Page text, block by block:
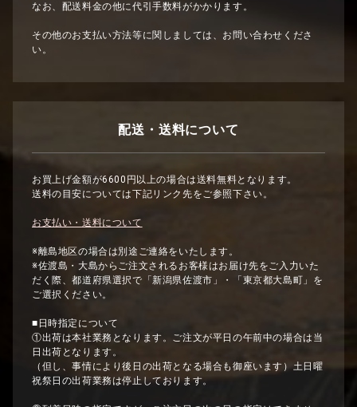
なお、配送料金の他に代引手数料がかかります。
その他のお支払い方法等に関しましては、お問い合わせくださ
い。
配送・送料について
お買上げ金額が6600円以上の場合は送料無料となります。
送料の目安については下記リンク先をご参照下さい。
お支払い・送料について
※離島地区の場合は別途ご連絡をいたします。
※佐渡島・大島からご注文されるお客様はお届け先をご入力いた
だく際、都道府県選択で「新潟県佐渡市」・「東京都大島町」を
ご選択ください。
■日時指定について
①出荷は本社業務となります。ご注文が平日の午前中の場合は当
日出荷となります。
（但し、事情により後日の出荷となる場合も御座います）土日曜
祝祭日の出荷業務は停止しております。